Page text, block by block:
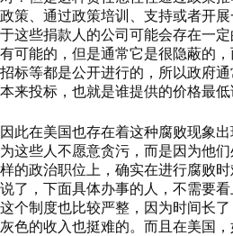
政策、通过政策培训、支持或者开
于这些捐款人的公司可能会存在一
有可能的，但是通常它是很隐蔽的
招标等都是公开进行的，所以政府
本来投标，也就是谁提供的价格最低
因此在美国也存在着这种腐败现象
为这些人不愿意贪污，而是因为他
样的政治职位上，确实在进行腐败
说了，下面具体办事的人，不需要
这个制度也比较严整，因为时间长
灰色的收入也挺难的。而且在美国